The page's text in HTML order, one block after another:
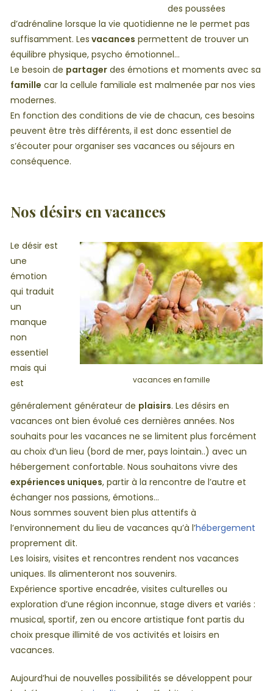
des poussées
d’adrénaline lorsque la vie quotidienne ne le permet pas
suffisamment. Les vacances permettent de trouver un
équilibre physique, psycho émotionnel…
Le besoin de partagerdes émotions et moments avec sa
famille car la cellule familiale est malmenée par nos vies
modernes.
En fonction des conditions de vie de chacun, ces besoins
peuvent être très différents, il est donc essentiel de
s’écouter pour organiser ses vacances ou séjours en
conséquence.
Nos désirs en vacances
vacances en famille
Le désir est
une
émotion
qui traduit
un
manque
non
essentiel
mais qui
est
généralement générateur de plaisirs. Les désirs en
vacances ont bien évolué ces dernières années. Nos
souhaits pour les vacances ne se limitent plus forcément
au choix d’un lieu (bord de mer, pays lointain..) avec un
hébergement confortable. Nous souhaitons vivre des
expériences uniques, partir à la rencontre de l’autre et
échanger nos passions, émotions…
Nous sommes souvent bien plus attentifs à
l’environnement du lieu de vacances qu’à l’hébergement
proprement dit.
Les loisirs, visites et rencontres rendent nos vacances
uniques. Ils alimenteront nos souvenirs.
Expérience sportive encadrée, visites culturelles ou
exploration d’une région inconnue, stage divers et variés :
musical, sportif, zen ou encore artistique font partis du
choix presque illimité de vos activités et loisirs en
vacances.
Aujourd’hui de nouvelles possibilités se développent pour